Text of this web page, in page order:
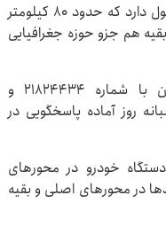
محور کرج - چالوس حدود ۱۶۰ کیلومتر طول دارد که حدود ۸۰ کیلومتر
هم جزو حوزه جغرافیایی
مرکز کنترل ترافیک پلیس راه مازندران با شماره ۲۱۸۲۴۴۳۴ و
۰۱۱ به طور شبانه روز آماده پاسخگویی در
بیش از ۵۰۰ میلیون دستگاه خودرو در محورهای
درصد از این ترددها در محورهای اصلی و بقیه